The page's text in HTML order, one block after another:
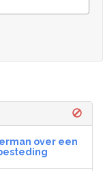
over een